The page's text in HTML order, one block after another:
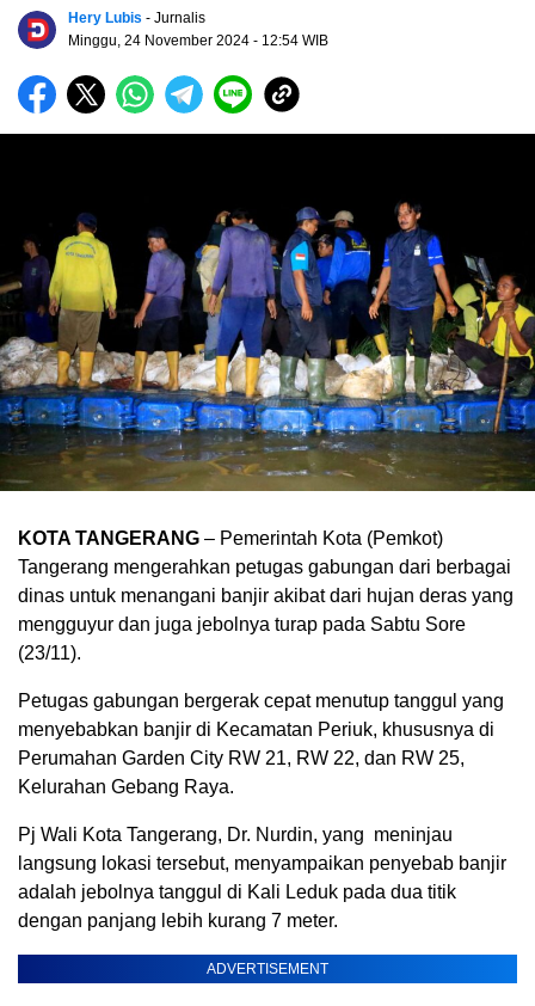
Hery Lubis - Jurnalis
Minggu, 24 November 2024 - 12:54 WIB
KOTA TANGERANG – Pemerintah Kota (Pemkot)
Tangerang mengerahkan petugas gabungan dari berbagai
dinas untuk menangani banjir akibat dari hujan deras yang
mengguyur dan juga jebolnya turap pada Sabtu Sore
(23/11).
Petugas gabungan bergerak cepat menutup tanggul yang
menyebabkan banjir di Kecamatan Periuk, khususnya di
Perumahan Garden City RW 21, RW 22, dan RW 25,
Kelurahan Gebang Raya.
Pj Wali Kota Tangerang, Dr. Nurdin, yang meninjau
langsung lokasi tersebut, menyampaikan penyebab banjir
adalah jebolnya tanggul di Kali Leduk pada dua titik
dengan panjang lebih kurang 7 meter.
ADVERTISEMENT